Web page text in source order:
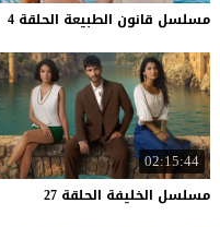
مسلسل قانون الطبيعة الحلقة 4
02:15:44
مسلسل الخليفة الحلقة 27